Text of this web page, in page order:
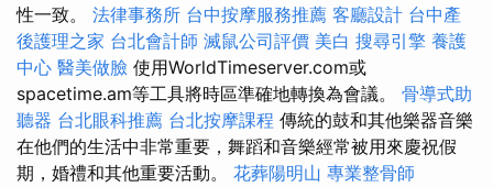
性一致。 法律事務所 台中按摩服務推薦 客廳設計 台中產
後護理之家 台北會計師 滅鼠公司評價 美白 搜尋引擎 養護
中心 醫美做臉 使用WorldTimeserver.com或
spacetime.am等工具將時區準確地轉換為會議。 骨導式助
聽器 台北眼科推薦 台北按摩課程 傳統的鼓和其他樂器音樂
在他們的生活中非常重要，舞蹈和音樂經常被用來慶祝假
期，婚禮和其他重要活動。 花葬陽明山 專業整骨師